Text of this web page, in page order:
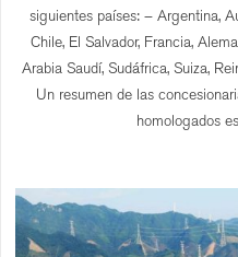
siguientes países: – Argentina,
Chile, El Salvador, Francia,
Arabia Saudí, Sudáfrica, Suiza,
Un resumen de las
homologados